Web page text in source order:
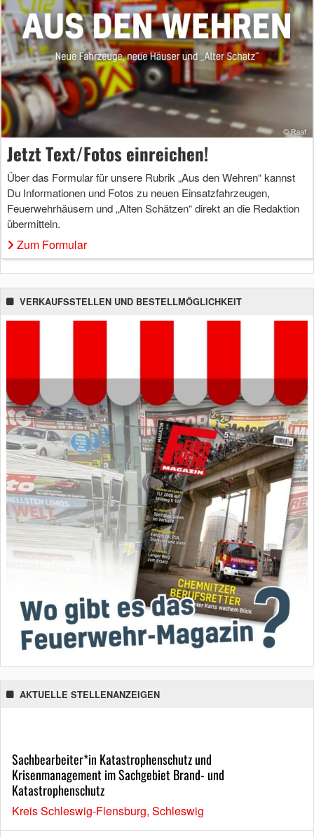
Jetzt Text/Fotos einreichen!
Über das Formular für unsere Rubrik „Aus den Wehren“ kannst
Du Informationen und Fotos zu neuen Einsatzfahrzeugen,
Feuerwehrhäusern und „Alten Schätzen“ direkt an die Redaktion
übermitteln.
Zum Formular
VERKAUFSSTELLEN UND BESTELLMÖGLICHKEIT
AKTUELLE STELLENANZEIGEN
Sachbearbeiter*in Katastrophenschutz und
Krisenmanagement im Sachgebiet Brand- und
Katastrophenschutz
Kreis Schleswig-Flensburg, Schleswig